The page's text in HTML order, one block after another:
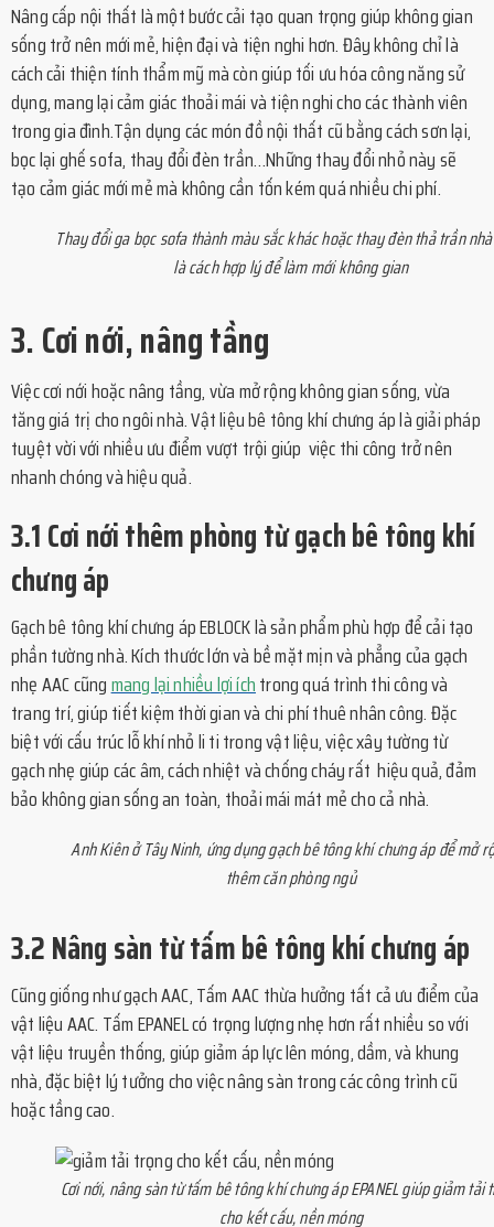
Nâng cấp nội thất là một bước cải tạo quan trọng giúp không gian
sống trở nên mới mẻ, hiện đại và tiện nghi hơn. Đây không chỉ là
cách cải thiện tính thẩm mỹ mà còn giúp tối ưu hóa công năng sử
dụng, mang lại cảm giác thoải mái và tiện nghi cho các thành viên
trong gia đình.Tận dụng các món đồ nội thất cũ bằng cách sơn lại,
bọc lại ghế sofa, thay đổi đèn trần…Những thay đổi nhỏ này sẽ
tạo cảm giác mới mẻ mà không cần tốn kém quá nhiều chi phí.
Thay đổi ga bọc sofa thành màu sắc khác hoặc thay đèn thả trần
là cách hợp lý để làm mới không gian
3. Cơi nới, nâng tầng
Việc cơi nới hoặc nâng tầng, vừa mở rộng không gian sống, vừa
tăng giá trị cho ngôi nhà. Vật liệu bê tông khí chưng áp là giải pháp
tuyệt vời với nhiều ưu điểm vượt trội giúp việc thi công trở nên
nhanh chóng và hiệu quả.
3.1 Cơi nới thêm phòng từ gạch bê tông khí
chưng áp
Gạch bê tông khí chưng áp EBLOCK là sản phẩm phù hợp để cải tạo
phần tường nhà. Kích thước lớn và bề mặt mịn và phẳng của gạch
nhẹ AAC cũngmang lại nhiều lợi íchtrong quá trình thi công và
trang trí, giúp tiết kiệm thời gian và chi phí thuê nhân công. Đặc
biệt với cấu trúc lỗ khí nhỏ li ti trong vật liệu, việc xây tường từ
gạch nhẹ giúp các âm, cách nhiệt và chống cháy rất hiệu quả, đảm
bảo không gian sống an toàn, thoải mái mát mẻ cho cả nhà.
Anh Kiên ở Tây Ninh, ứng dụng gạch bê tông khí chưng áp để mở
thêm căn phòng ngủ
3.2 Nâng sàn từ tấm bê tông khí chưng áp
Cũng giống như gạch AAC, Tấm AAC thừa hưởng tất cả ưu điểm của
vật liệu AAC. Tấm EPANEL có trọng lượng nhẹ hơn rất nhiều so với
vật liệu truyền thống, giúp giảm áp lực lên móng, dầm, và khung
nhà, đặc biệt lý tưởng cho việc nâng sàn trong các công trình cũ
hoặc tầng cao.
Cơi nới, nâng sàn từ tấm bê tông khí chưng áp EPANEL giúp giảm tải
cho kết cấu, nền móng